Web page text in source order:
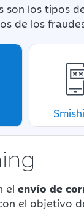
son los tipos
de los
el envío de
el objetivo